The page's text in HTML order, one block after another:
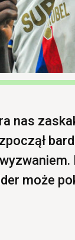
nas
może